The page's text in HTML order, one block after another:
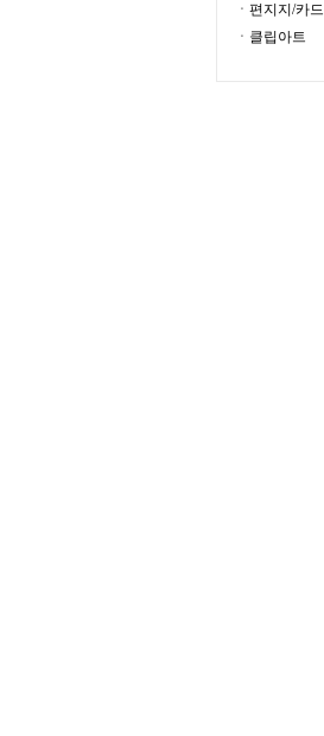
ㆍ편지지/카드
ㆍ클립아트